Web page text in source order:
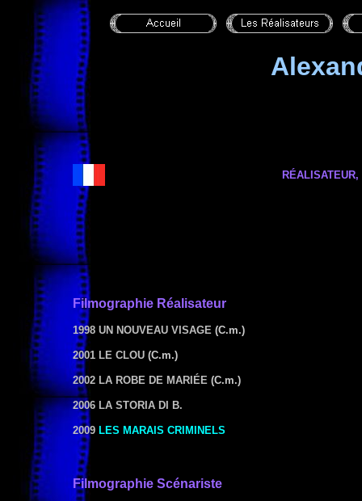
Filmographie Réalisateur
1998 UN NOUVEAU VISAGE (C.m.)
2001 LE CLOU (C.m.)
2002 LA ROBE DE MARIÉE (C.m.)
2006 LA STORIA DI B.
2009 LES MARAIS CRIMINELS
Filmographie Scénariste